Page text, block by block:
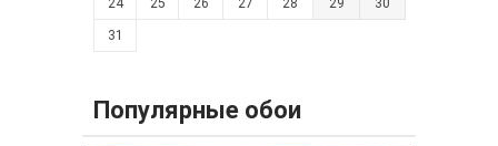
24 25 26 27 28 29 30
31
Популярные обои